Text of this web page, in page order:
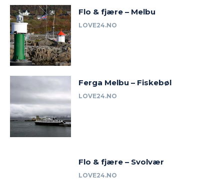
Flo & fjære – Melbu
LOVE24.NO
Ferga Melbu – Fiskebøl
LOVE24.NO
Flo & fjære – Svolvær
LOVE24.NO